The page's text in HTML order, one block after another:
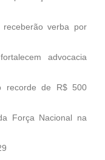
receberão verba por
advocacia
recorde de R$ 500
Força Nacional na